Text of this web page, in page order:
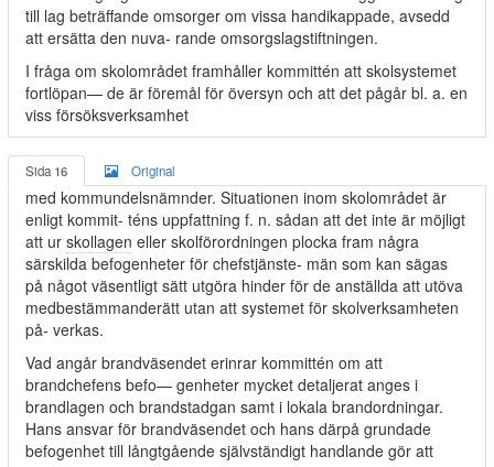
till lag beträffande omsorger om vissa handikappade, avsedd
att ersätta den nuva- rande omsorgslagstiftningen.
I fråga om skolområdet framhåller kommittén att skolsystemet
fortlöpan— de är föremål för översyn och att det pågår bl. a. en
viss försöksverksamhet
Sida 16 Original
med kommundelsnämnder. Situationen inom skolområdet är
enligt kommit- téns uppfattning f. n. sådan att det inte är möjligt
att ur skollagen eller skolförordningen plocka fram några
särskilda befogenheter för chefstjänste- män som kan sägas
på något väsentligt sätt utgöra hinder för de anställda att utöva
medbestämmanderätt utan att systemet för skolverksamheten
på- verkas.
Vad angår brandväsendet erinrar kommittén om att
brandchefens befo— genheter mycket detaljerat anges i
brandlagen och brandstadgan samt i lokala brandordningar.
Hans ansvar för brandväsendet och hans därpå grundade
befogenhet till långtgående självständigt handlande gör att